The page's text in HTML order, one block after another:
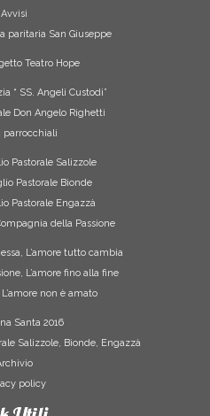
Avvisi
paritaria San Giuseppe
Teatro Hope
“ SS. Angeli Custodi”
Don Angelo Righetti
parrocchiali
Pastorale Salizzole
Pastorale Bionde
Pastorale Engazzà
della Passione
L’amore tutto cambia
L’amore fino alla fine
L’amore non è amato
Santa 2016
Salizzole, Bionde, Engazzà
policy